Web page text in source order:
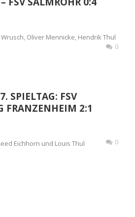
Oliver Mennicke, Hendrik Thul
0
SPIELTAG: FSV
FRANZENHEIM 2:1
Eichhorn und Louis Thul 0